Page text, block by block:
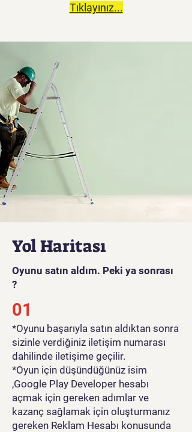
Tıklayınız...
Yol Haritası
Oyunu satın aldım. Peki ya sonrası
?
01
*Oyunu başarıyla satın aldıktan sonra
sizinle verdiğiniz iletişim numarası
dahilinde iletişime geçilir.
*Oyun için düşündüğünüz isim
,Google Play Developer hesabı
açmak için gereken adımlar ve
kazanç sağlamak için oluşturmanız
gereken Reklam Hesabı konusunda